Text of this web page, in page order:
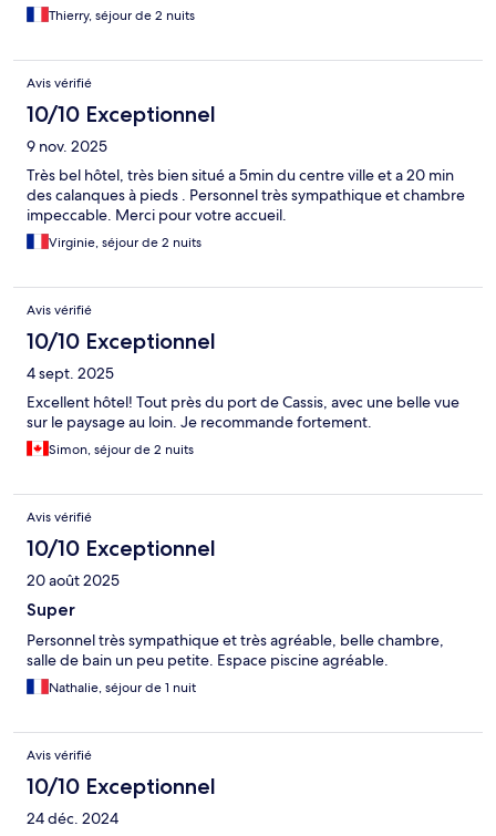
Thierry, séjour de 2 nuits
Avis vérifié
10/10 Exceptionnel
9 nov. 2025
Très bel hôtel, très bien situé a 5min du centre ville et a 20 min
des calanques à pieds . Personnel très sympathique et chambre
impeccable. Merci pour votre accueil.
Virginie, séjour de 2 nuits
Avis vérifié
10/10 Exceptionnel
4 sept. 2025
Excellent hôtel! Tout près du port de Cassis, avec une belle vue
sur le paysage au loin. Je recommande fortement.
Simon, séjour de 2 nuits
Avis vérifié
10/10 Exceptionnel
20 août 2025
Super
Personnel très sympathique et très agréable, belle chambre,
salle de bain un peu petite. Espace piscine agréable.
Nathalie, séjour de 1 nuit
Avis vérifié
10/10 Exceptionnel
24 déc. 2024